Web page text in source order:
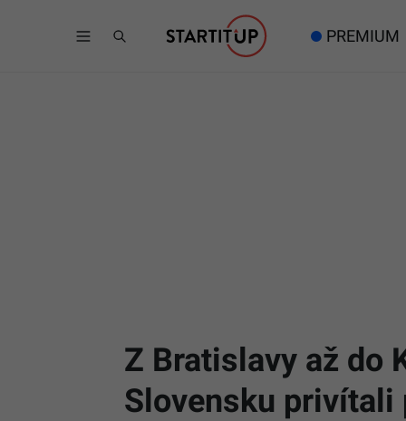
PREMIUM
Z Bratislavy až do
Slovensku privítali